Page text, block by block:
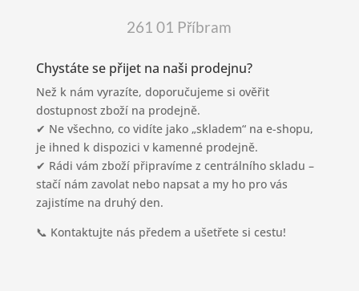
261 01 Příbram
Chystáte se přijet na naši prodejnu?
Než k nám vyrazíte, doporučujeme si ověřit
dostupnost zboží na prodejně.
✔ Ne všechno, co vidíte jako „skladem“ na e-shopu,
je ihned k dispozici v kamenné prodejně.
✔ Rádi vám zboží připravíme z centrálního skladu –
stačí nám zavolat nebo napsat a my ho pro vás
zajistíme na druhý den.
📞 Kontaktujte nás předem a ušetřete si cestu!